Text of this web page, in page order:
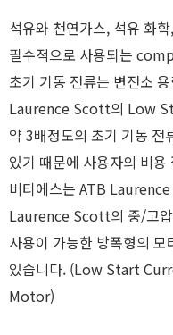
석유와 천연가스, 석유 화
필수적으로 사용되는
초기 기동 전류는 변전소
Laurence Scott의 Low
약 3배정도의 초기 기동 전
있기 때문에 사용자의 비
비티에스는 ATB
Laurence Scott의 중/고압
사용이 가능한 방폭형의
있습니다. (Low Start
Motor)